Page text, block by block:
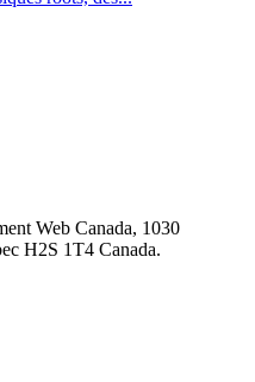
Web Canada, 1030
H2S 1T4 Canada.